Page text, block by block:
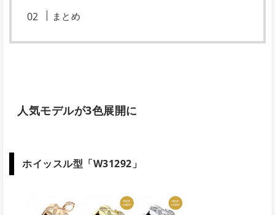
まとめ
人気モデルが3色展開に
ホイッスル型「W31292」